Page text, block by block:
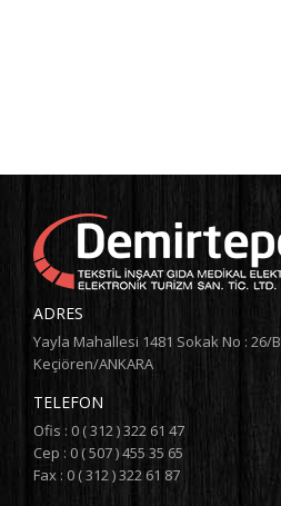
ADRES
Yayla Mahallesi 1481 Sokak No : 26/B
Keçiören/ANKARA
TELEFON
Ofis : 0 ( 312 ) 322 61 47
Cep : 0 ( 507 ) 455 35 65
Fax : 0 ( 312 ) 322 61 87